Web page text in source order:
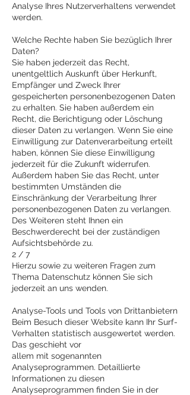
Analyse Ihres Nutzerverhaltens verwendet
werden.
Welche Rechte haben Sie bezüglich Ihrer
Daten?
Sie haben jederzeit das Recht,
unentgeltlich Auskunft über Herkunft,
Empfänger und Zweck Ihrer
gespeicherten personenbezogenen Daten
zu erhalten. Sie haben außerdem ein
Recht, die Berichtigung oder Löschung
dieser Daten zu verlangen. Wenn Sie eine
Einwilligung zur Datenverarbeitung erteilt
haben, können Sie diese Einwilligung
jederzeit für die Zukunft widerrufen.
Außerdem haben Sie das Recht, unter
bestimmten Umständen die
Einschränkung der Verarbeitung Ihrer
personenbezogenen Daten zu verlangen.
Des Weiteren steht Ihnen ein
Beschwerderecht bei der zuständigen
Aufsichtsbehörde zu.
2 / 7
Hierzu sowie zu weiteren Fragen zum
Thema Datenschutz können Sie sich
jederzeit an uns wenden.
Analyse-Tools und Tools von Drittanbietern
Beim Besuch dieser Website kann Ihr Surf-
Verhalten statistisch ausgewertet werden.
Das geschieht vor
allem mit sogenannten
Analyseprogrammen. Detaillierte
Informationen zu diesen
Analyseprogrammen finden Sie in der